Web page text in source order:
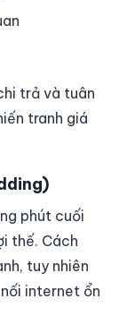
trả và tuân
tranh giá
phút cuối
thế. Cách
tuy nhiên
internet ổn